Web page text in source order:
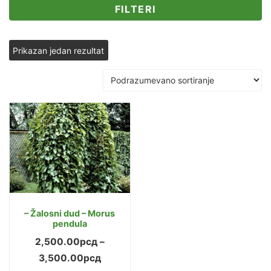
FILTERI
Prikazan jedan rezultat
– Žalosni dud – Morus
pendula
2,500.00рсд –
3,500.00рсдRaspon